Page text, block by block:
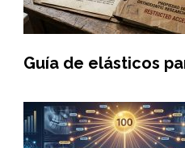
Guía de elásticos